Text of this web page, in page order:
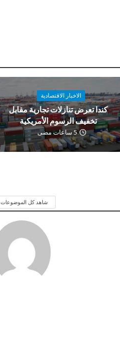
الاخبار الاقتصادية
كندا تعرض تنازلات تجارية مقابل
تخفيف الرسوم الأمريكية
5 ساعات مضى
شاهد كل الموضوعات